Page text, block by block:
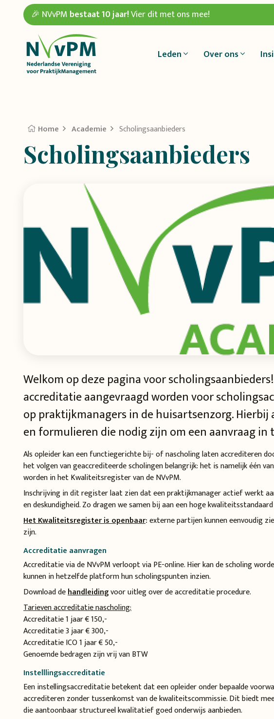
🎉 NVvPM bestaat 10 jaar!Vier dit met ons mee!
Leden Over ons
Home Academie Scholingsaanbieders
Scholingsaanbieders
Welkom op deze pagina voor
accreditatie aangevraagd worden voor
op praktijkmanagers in de huisartsenzorg.
en formulieren die nodig zijn om een aanvraag in
Als opleider kan een functiegerichte bij- of nascholing laten accrediteren
het volgen van geaccrediteerde scholingen belangrijk: het is namelijk één
worden in het Kwaliteitsregister van de NVvPM.
Inschrijving in dit register laat zien dat een praktijkmanager actief werkt
en deskundigheid. Zo dragen we samen bij aan een hoge
Het Kwaliteitsregister is openbaar:externe partijen kunnen eenvoudig
zijn.
Accreditatie aanvragen
Accreditatie via de NVvPM verloopt via PE-online. Hier kan de scholing
kunnen in hetzelfde platform hun scholingspunten inzien.
Download dehandleidingvoor uitleg over de accreditatie procedure.
Tarieven accreditatie nascholing:
Accreditatie 1 jaar € 150,-
Accreditatie 3 jaar € 300,-
Accreditatie ICO 1 jaar € 50,-
Genoemde bedragen zijn vrij van BTW
Instelllingsaccreditatie
Een instellingsaccreditatie betekent dat een opleider onder bepaalde
accrediteren zonder tussenkomst van de kwaliteitscommissie. Dit biedt
die aantoonbaar structureel kwalitatief goed onderwijs aanbieden.